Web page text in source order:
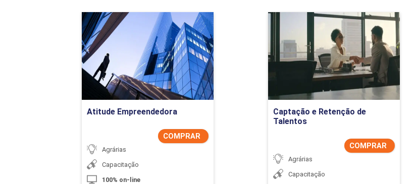
Atitude Empreendedora
COMPRAR
Agrárias
Capacitação
100% on-line
Atitude Empreendedora
Detalhes do curso
Comprar Agora
Captação e Retenção de
Talentos
COMPRAR
Agrárias
Capacitação
Captação e Retenção de
Talentos
Detalhes do curso
Comprar Agora